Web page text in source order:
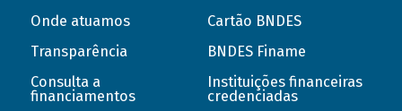
Onde atuamos
Transparência
Consulta a
financiamentos
Cartão BNDES
BNDES Finame
Instituições financeiras
credenciadas